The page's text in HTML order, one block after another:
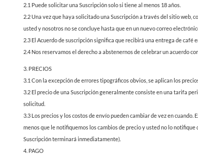
2.1 Puede solicitar una Suscripción solo si tiene al menos 18 años.
2.2 Una vez que haya solicitado una Suscripción a través del sitio web,
usted y nosotros no se concluye hasta que en un nuevo correo
2.3 El Acuerdo de suscripción significa que recibirá una entrega de café
2.4 Nos reservamos el derecho a abstenernos de celebrar un acuerdo
3. PRECIOS
3.1 Con la excepción de errores tipográficos obvios, se aplican los
3.2 El precio de una Suscripción generalmente consiste en una tarifa
solicitud.
3.3 Los precios y los costos de envío pueden cambiar de vez en
menos que le notifiquemos los cambios de precio y usted no lo
Suscripción terminará inmediatamente).
4. PAGO